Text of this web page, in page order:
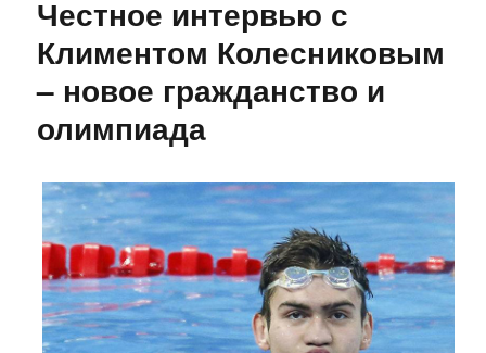
Честное интервью с
Климентом Колесниковым
– новое гражданство и
олимпиада